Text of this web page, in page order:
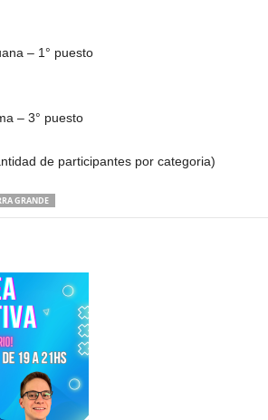
– 1° puesto
– 3° puesto
de participantes por categoria)
GRANDE